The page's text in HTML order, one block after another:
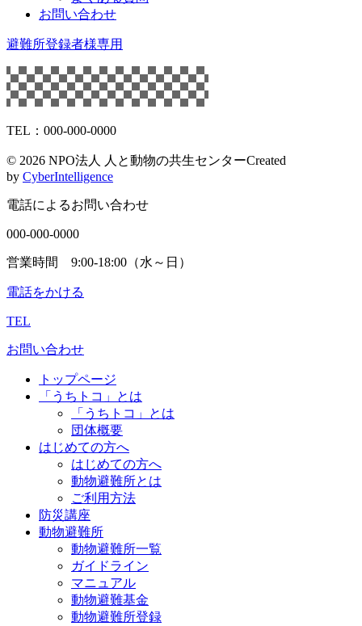
お問い合わせ
避難所登録者様専用
TEL：000-000-0000
© 2026 NPO法人 人と動物の共生センターCreated
by CyberIntelligence
電話によるお問い合わせ
000-000-0000
営業時間 9:00-18:00（水～日）
電話をかける
TEL
お問い合わせ
トップページ
「うちトコ」とは
「うちトコ」とは
団体概要
はじめての方へ
はじめての方へ
動物避難所とは
ご利用方法
防災講座
動物避難所
動物避難所一覧
ガイドライン
マニュアル
動物避難基金
動物避難所登録